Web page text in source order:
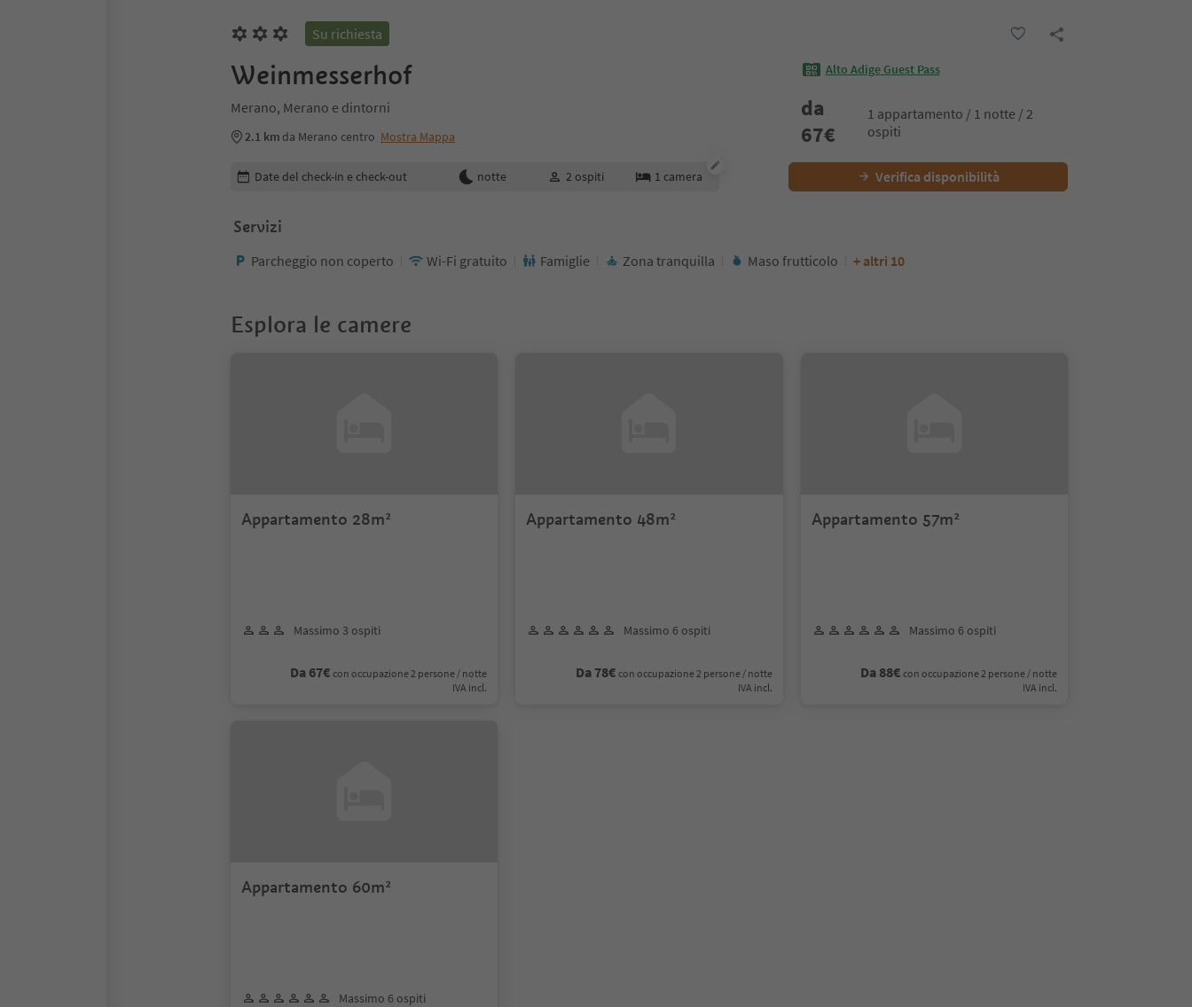
Su richiesta
Weinmesserhof
Merano, Merano e dintorni
2.1 km da Merano centro Mostra Mappa
Alto Adige Guest Pass
da
67€
1 appartamento / 1 notte / 2
ospiti
Modifica i dettagli della prenotazione
Date del check-in e check-out notte 2 ospiti 1 camera Verifica disponibilità
Servizi
Parcheggio non coperto Wi-Fi gratuito Famiglie Zona tranquilla Maso frutticolo + altri 10
Esplora le camere
Appartamento 28m²
Massimo 3 ospiti
Da 67€ con occupazione 2 persone / notte
IVA incl.
Appartamento 48m²
Massimo 6 ospiti
Da 78€ con occupazione 2 persone / notte
IVA incl.
Appartamento 57m²
Massimo 6 ospiti
Da 88€ con occupazione 2 persone / notte
IVA incl.
Appartamento 60m²
Massimo 6 ospiti